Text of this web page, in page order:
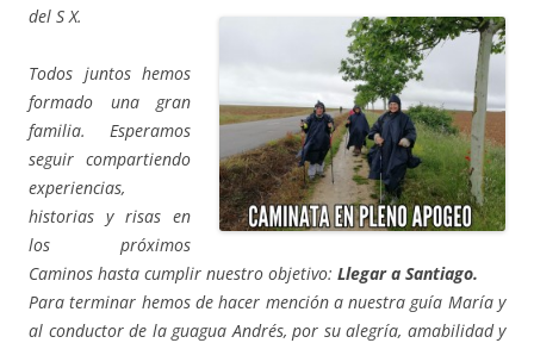
del S X.
Todos juntos hemos
formado una gran
familia. Esperamos
seguir compartiendo
experiencias,
historias y risas en
los próximos
Caminos hasta cumplir nuestro objetivo: Llegar a Santiago.
Para terminar hemos de hacer mención a nuestra guía María y
al conductor de la guagua Andrés, por su alegría, amabilidad y